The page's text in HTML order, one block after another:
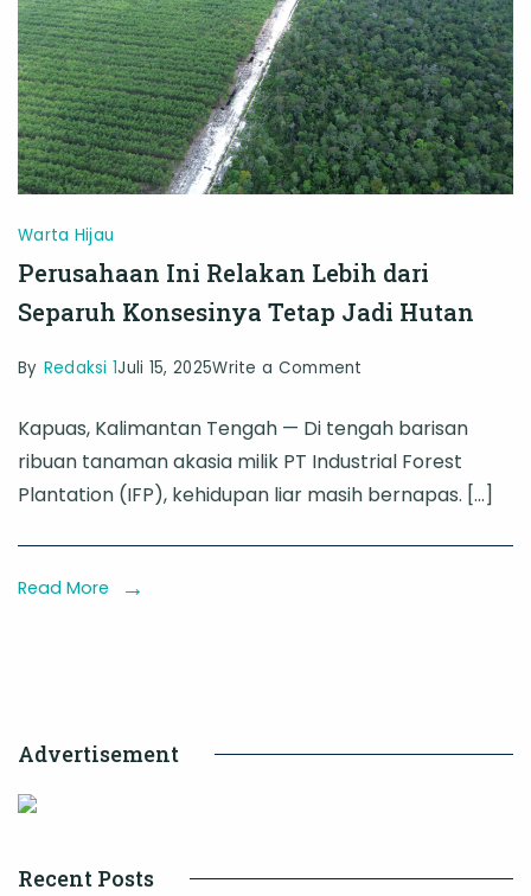
Pertahankan
Lebih
dari
Setengah
Konsesinya
Tetap
Hutan
Warta Hijau
Perusahaan Ini Relakan Lebih dari
Separuh Konsesinya Tetap Jadi Hutan
By Redaksi 1Juli 15, 2025Write a Comment
Ini
Relakan
dari
Kapuas, Kalimantan Tengah — Di tengah barisan
ribuan tanaman akasia milik PT Industrial Forest
Plantation (IFP), kehidupan liar masih bernapas. […]
Read More
Advertisement
Recent Posts